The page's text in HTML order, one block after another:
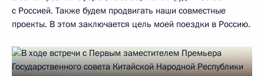
с Россией. Также будем продвигать наши совместные
проекты. В этом заключается цель моей поездки в Россию.